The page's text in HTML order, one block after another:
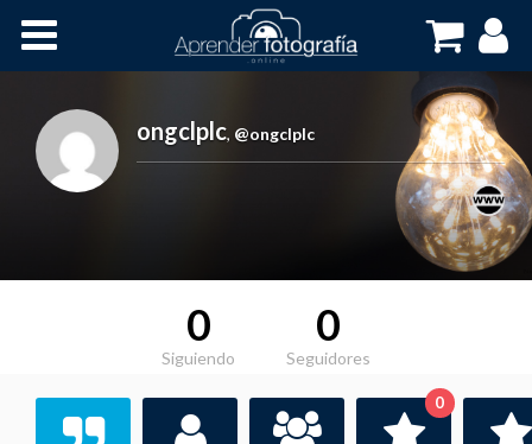
Cursos OnLine
ongclplc, @ongclplc
0
Siguiendo
0
Seguidores
0